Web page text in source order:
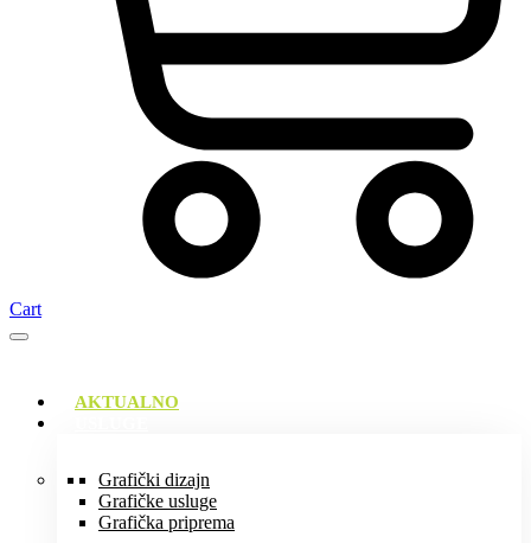
Cart
AKTUALNO
Grafički dizajn
Grafičke usluge
Grafička priprema